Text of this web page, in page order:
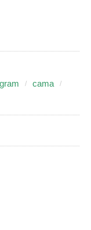
cama